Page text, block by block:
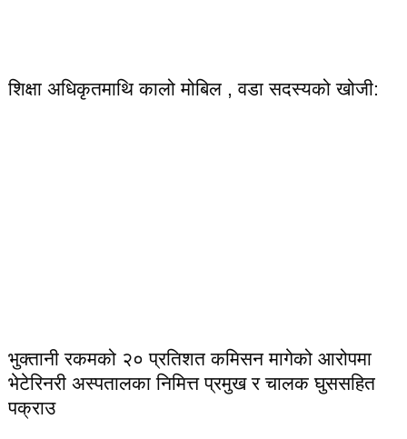
शिक्षा अधिकृतमाथि कालो मोबिल , वडा सदस्यको खोजी:
भुक्तानी रकमको २० प्रतिशत कमिसन मागेको आरोपमा
भेटेरिनरी अस्पतालका निमित्त प्रमुख र चालक घुससहित
पक्राउ